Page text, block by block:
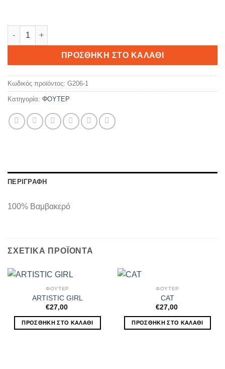
She's my better half ποσότητα
ΠΡΟΣΘΉΚΗ ΣΤΟ ΚΑΛΆΘΙ
Κωδικός προϊόντος: G206-1
Κατηγορία: ΦΟΥΤΕΡ
ΠΕΡΙΓΡΑΦΉ
100% Βαμβακερό
ΣΧΕΤΙΚΆ ΠΡΟΪΌΝΤΑ
ΦΟΥΤΕΡ
ARTISTIC GIRL
€27,00
ΠΡΟΣΘΉΚΗ ΣΤΟ ΚΑΛΆΘΙ
ΦΟΥΤΕΡ
CAT
€27,00
ΠΡΟΣΘΉΚΗ ΣΤΟ ΚΑΛΆΘΙ